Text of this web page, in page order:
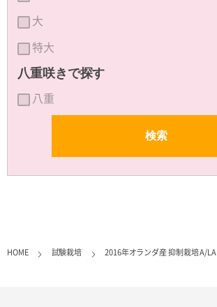
大
特大
八重咲きで探す
八重
HOME 試験栽培 2016年オランダ産 抑制栽培 A/LA